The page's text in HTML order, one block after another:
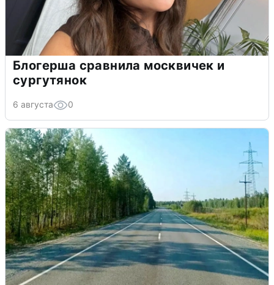
Блогерша сравнила москвичек и
сургутянок
6 августа 0